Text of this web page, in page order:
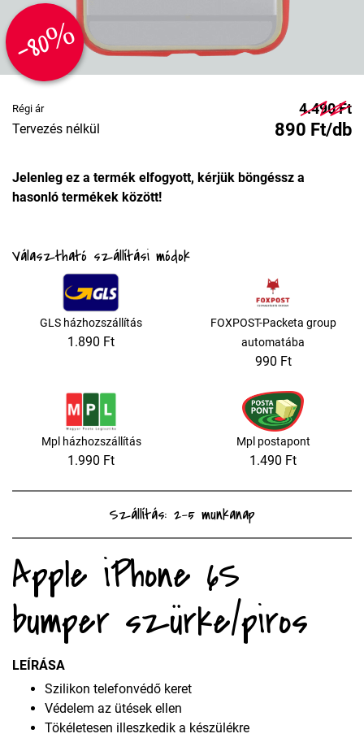
-80%
Régi ár 4.490 Ft
Tervezés nélkül 890 Ft/db
Jelenleg ez a termék elfogyott, kérjük böngéssz a
hasonló termékek között!
Választható szállítási módok
GLS házhozszállítás
1.890 Ft
FOXPOST-Packeta group
automatába
990 Ft
Mpl házhozszállítás
1.990 Ft
Mpl postapont
1.490 Ft
Szállítás: 2-5 munkanap
Apple iPhone 6S
bumper szürke/piros
LEÍRÁSA
Szilikon telefonvédő keret
Védelem az ütések ellen
Tökéletesen illeszkedik a készülékre